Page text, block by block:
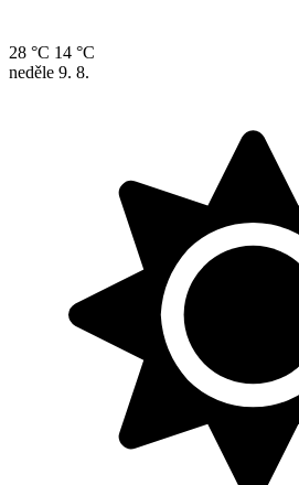
28 °C 14 °C
neděle 9. 8.